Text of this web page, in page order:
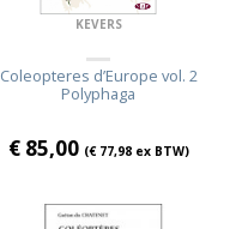
KEVERS
Coleopteres d’Europe vol. 2
Polyphaga
€85,00 (€77,98ex BTW)